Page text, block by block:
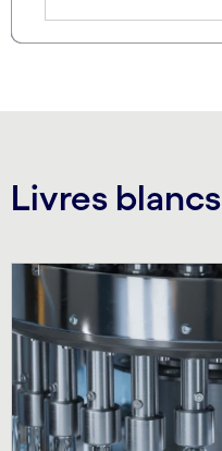
Livres blancs
Carousel starts